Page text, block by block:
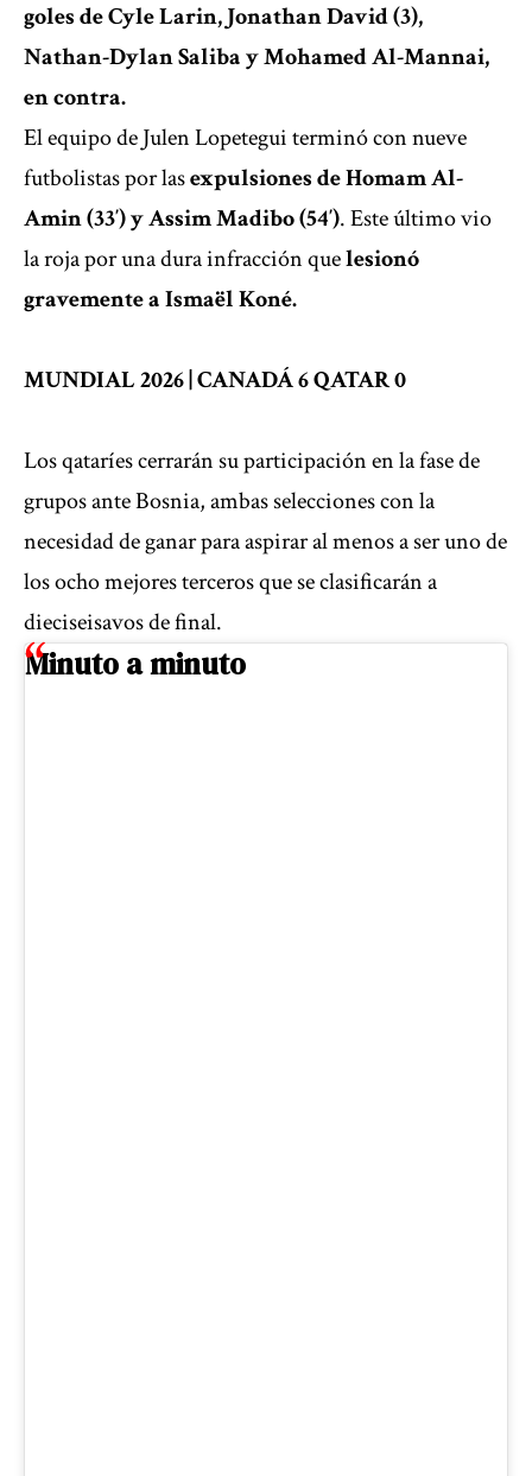
goles de Cyle Larin, Jonathan David (3),
Nathan-Dylan Saliba y Mohamed Al-Mannai,
en contra.
El equipo de Julen Lopetegui terminó con nueve
futbolistas por lasexpulsiones de Homam Al-
Amin (33′) y Assim Madibo (54′). Este último vio
la roja por una dura infracción quelesionó
gravemente a Ismaël Koné.
MUNDIAL 2026 | CANADÁ 6 QATAR 0
Los qataríes cerrarán su participación en la fase de
grupos ante Bosnia, ambas selecciones con la
necesidad de ganar para aspirar al menos a ser uno de
los ocho mejores terceros que se clasificarán a
dieciseisavos de final.
Minuto a minuto